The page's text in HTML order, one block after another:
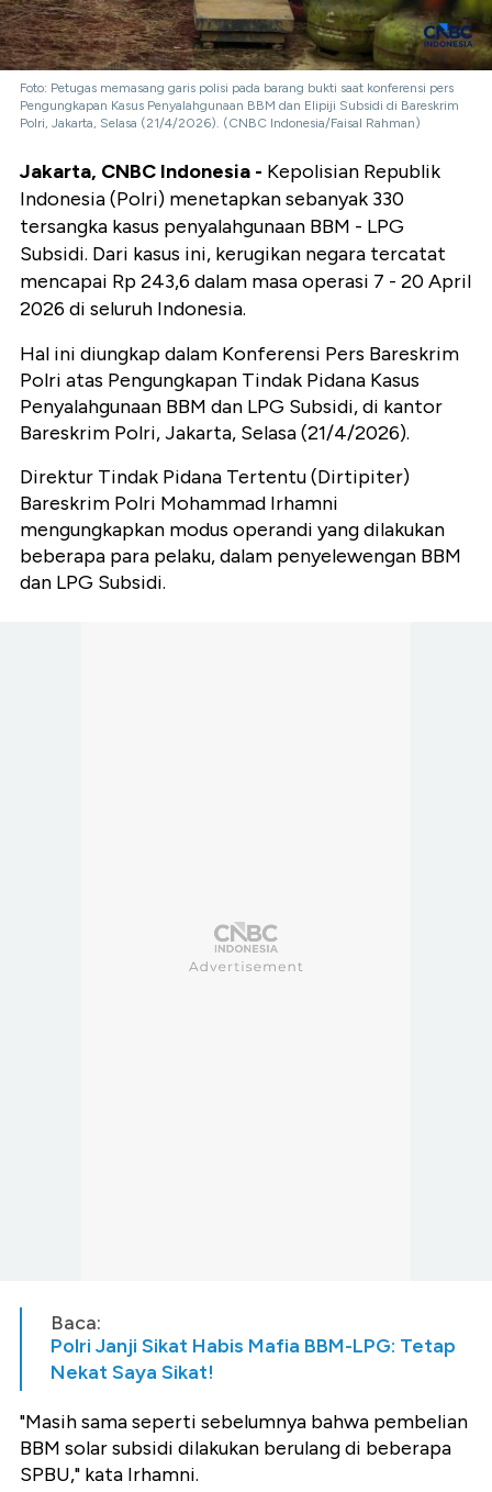
Foto: Petugas memasang garis polisi pada barang bukti saat konferensi pers
Pengungkapan Kasus Penyalahgunaan BBM dan Elipiji Subsidi di Bareskrim
Polri, Jakarta, Selasa (21/4/2026). (CNBC Indonesia/Faisal Rahman)
Jakarta, CNBC Indonesia - Kepolisian Republik
Indonesia (Polri) menetapkan sebanyak 330
tersangka kasus penyalahgunaan BBM - LPG
Subsidi. Dari kasus ini, kerugikan negara tercatat
mencapai Rp 243,6 dalam masa operasi 7 - 20 April
2026 di seluruh Indonesia.
Hal ini diungkap dalam Konferensi Pers Bareskrim
Polri atas Pengungkapan Tindak Pidana Kasus
Penyalahgunaan BBM dan LPG Subsidi, di kantor
Bareskrim Polri, Jakarta, Selasa (21/4/2026).
Direktur Tindak Pidana Tertentu (Dirtipiter)
Bareskrim Polri Mohammad Irhamni
mengungkapkan modus operandi yang dilakukan
beberapa para pelaku, dalam penyelewengan BBM
dan LPG Subsidi.
Baca:
Polri Janji Sikat Habis Mafia BBM-LPG: Tetap
Nekat Saya Sikat!
"Masih sama seperti sebelumnya bahwa pembelian
BBM solar subsidi dilakukan berulang di beberapa
SPBU," kata Irhamni.